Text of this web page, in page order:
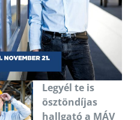
Legyél te is
ösztöndíjas
hallgató a MÁV